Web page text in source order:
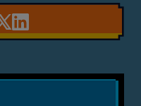
na
Udostępnij na
Udostępnij na